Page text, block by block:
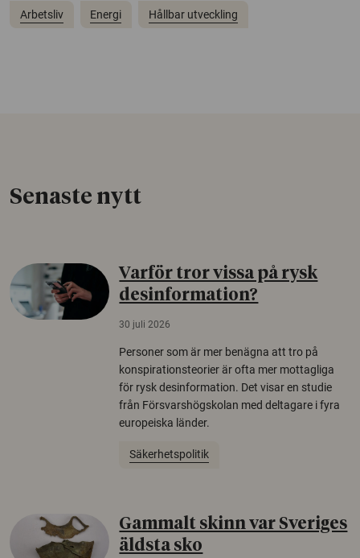
Arbetsliv Energi Hållbar utveckling
Senaste nytt
Varför tror vissa på rysk
desinformation?
30 juli 2026
Personer som är mer benägna att tro på
konspirationsteorier är ofta mer mottagliga
för rysk desinformation. Det visar en studie
från Försvarshögskolan med deltagare i fyra
europeiska länder.
Säkerhetspolitik
Gammalt skinn var Sveriges
äldsta sko